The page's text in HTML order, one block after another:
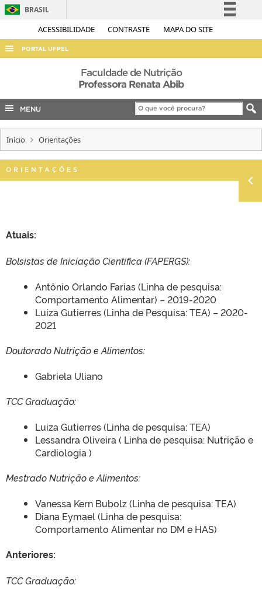
ACESSIBILIDADE CONTRASTE MAPA DO SITE
BRASIL
Simplifique!
Acesso à informação
Legislação
Canais
PORTAL UFPEL
ACESSO À INFORMAÇÃO
COBALTO
CONCURSOS
INTERNACIONAL
Faculdade de Nutrição
Professora Renata Abib
MENU
Início Orientações
ORIENTAÇÕES
Atuais:
Bolsistas de Iniciação Científica (FAPERGS):
Antônio Orlando Farias (Linha de pesquisa:
Comportamento Alimentar) – 2019-2020
Luiza Gutierres (Linha de Pesquisa: TEA) – 2020-
2021
Doutorado Nutrição e Alimentos:
Gabriela Uliano
TCC Graduação:
Luiza Gutierres (Linha de pesquisa: TEA)
Lessandra Oliveira ( Linha de pesquisa: Nutrição e
Cardiologia )
Mestrado Nutrição e Alimentos:
Vanessa Kern Bubolz (Linha de pesquisa: TEA)
Diana Eymael (Linha de pesquisa:
Comportamento Alimentar no DM e HAS)
Anteriores:
TCC Graduação: